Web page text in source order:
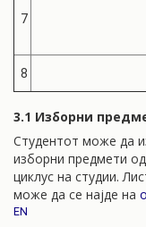
7
8
3.1 Изборни
Студентот може да
изборни предмети
циклус на студии.
може да се најде на
EN